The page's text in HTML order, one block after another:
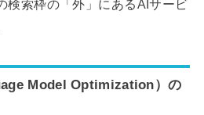
検索枠の「外」にあるAIサービ
Model Optimization）の